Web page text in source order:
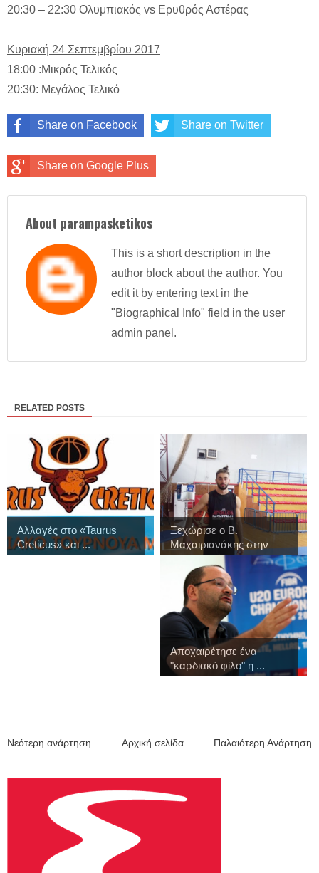
20:30 – 22:30 Ολυμπιακός vs Ερυθρός Αστέρας
Κυριακή 24 Σεπτεμβρίου 2017
18:00 :Μικρός Τελικός
20:30: Μεγάλος Τελικό
Share on Facebook Share on Twitter
Share on Google Plus
About parampasketikos
This is a short description in the
author block about the author. You
edit it by entering text in the
"Biographical Info" field in the user
admin panel.
RELATED POSTS
Αλλαγές στο «Taurus
Creticus» και ...
Ξεχώρισε ο Β.
Μαχαιριανάκης στην
πρ...
Αποχαιρέτησε ένα
"καρδιακό φίλο" η ...
Νεότερη ανάρτηση Παλαιότερη Ανάρτηση
Αρχική σελίδα